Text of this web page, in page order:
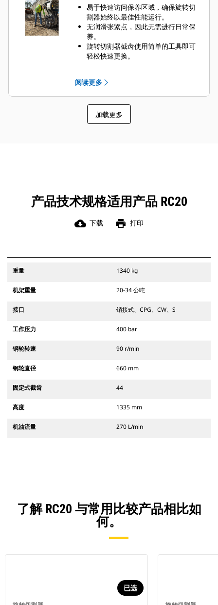
易于快速访问保养区域，确保旋转切
割器始终以最佳性能运行。
无润滑张紧点，因此无需进行日常保
养。
旋转切割器截齿使用简单的工具即可
轻松快速更换。
需维修的情况下延长工作时间。
使用旋转切割器处理后，物料可直接
在其他项目中重复使用，减少了铲斗
清除碎屑时的磨损。
阅读更多
加载更多
产品技术规格适用产品 RC20
cloud_download 下载 print 打印
重量 1340 kg
机架重量 20-34 公吨
接口 销接式、CPG、CW、S
工作压力 400 bar
钢轮转速 90 r/min
钢轮直径 660 mm
固定式截齿 44
高度 1335 mm
机油流量 270 L/min
了解 RC20 与常用比较产品相比如
何。
已选